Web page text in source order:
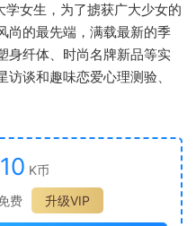
女生，为了掳获广大少女的
尚的最先端，满载最新的季
身纤体、时尚名牌新品等实
谈和趣味恋爱心理测验、
10 K币
费
升级VIP